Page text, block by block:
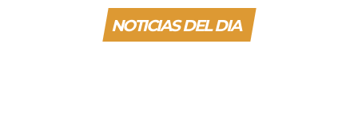
NOTICIAS DEL DIA